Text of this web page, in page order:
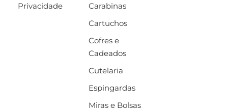
Privacidade
Carabinas
Cartuchos
Cofres e
Cadeados
Cutelaria
Espingardas
Miras e Bolsas